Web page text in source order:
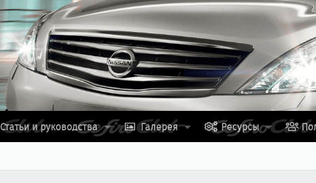
Статьи и руководства Галерея Ресурсы